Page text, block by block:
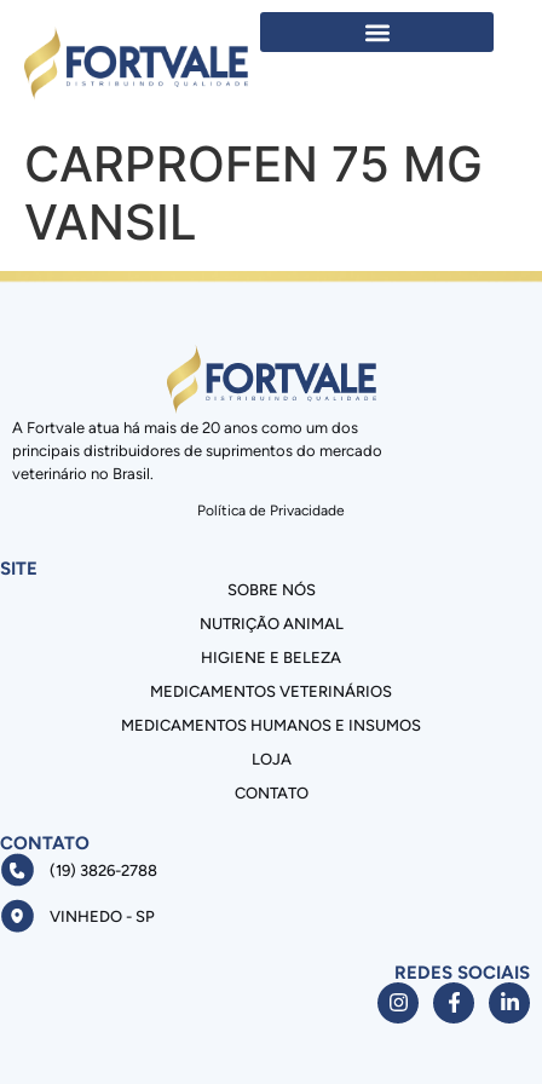
CARPROFEN 75 MG
VANSIL
A Fortvale atua há mais de 20 anos como um dos
principais distribuidores de suprimentos do mercado
veterinário no Brasil.
Política de Privacidade
SITE
SOBRE NÓS
NUTRIÇÃO ANIMAL
HIGIENE E BELEZA
MEDICAMENTOS VETERINÁRIOS
MEDICAMENTOS HUMANOS E INSUMOS
LOJA
CONTATO
CONTATO
(19) 3826-2788
VINHEDO - SP
REDES SOCIAIS